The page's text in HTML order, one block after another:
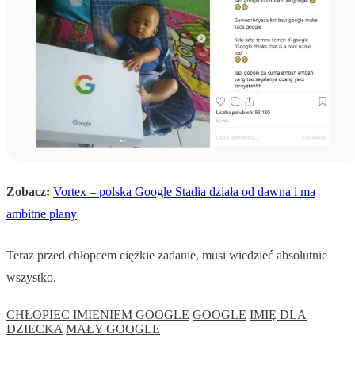
Zobacz: Vortex – polska Google Stadia działa od dawna i ma
ambitne plany
Teraz przed chłopcem ciężkie zadanie, musi wiedzieć absolutnie
wszystko.
CHŁOPIEC IMIENIEM GOOGLE GOOGLE IMIĘ DLA
DZIECKA MAŁY GOOGLE